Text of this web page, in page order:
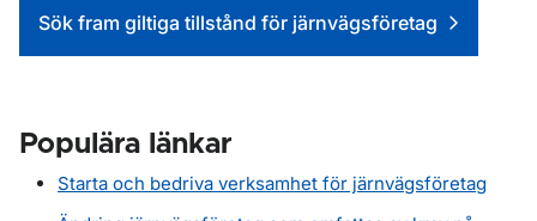
Sök fram giltiga tillstånd för järnvägsföretag
Populära länkar
Starta och bedriva verksamhet för järnvägsföretag